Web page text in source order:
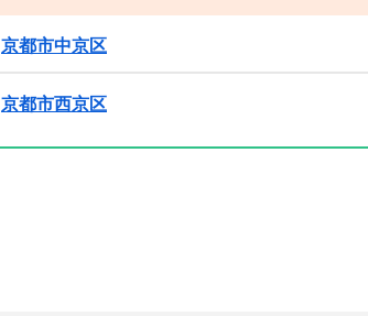
京都市中京区
京都市西京区